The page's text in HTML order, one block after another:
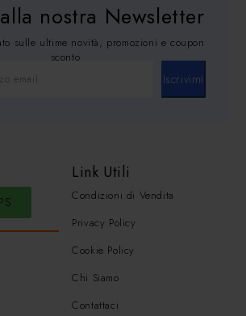
nostra Newsletter
sulle ultime novità, promozioni e coupon
sconto
Iscrivimi
Link Utili
Condizioni di Vendita
Privacy Policy
Cookie Policy
Chi Siamo
Contattaci